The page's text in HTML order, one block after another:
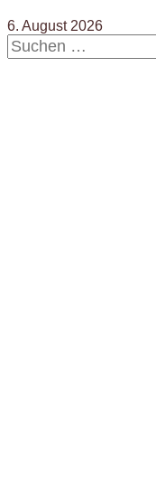
6. August 2026
Suchen
nach: